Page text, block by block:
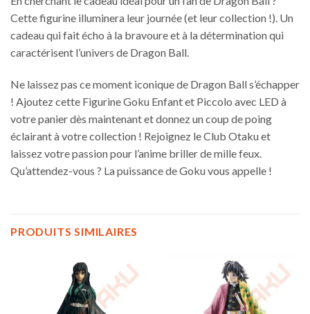
Cette figurine illuminera leur journée (et leur collection !). Un
cadeau qui fait écho à la bravoure et à la détermination qui
caractérisent l’univers de Dragon Ball.
Ne laissez pas ce moment iconique de Dragon Ball s’échapper
! Ajoutez cette Figurine Goku Enfant et Piccolo avec LED à
votre panier dès maintenant et donnez un coup de poing
éclairant à votre collection ! Rejoignez le Club Otaku et
laissez votre passion pour l’anime briller de mille feux.
Qu’attendez-vous ? La puissance de Goku vous appelle !
PRODUITS SIMILAIRES